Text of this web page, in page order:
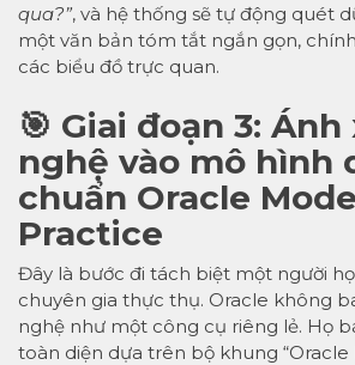
qua?”, và hệ thống sẽ tự động quét
một văn bản tóm tắt ngắn gọn,
các biểu đồ trực quan.
🎯 Giai đoạn 3:
nghệ vào mô hình
chuẩn Oracle
Practice
Đây là bước đi tách biệt một người
chuyên gia thực thụ. Oracle không
nghệ như một công cụ riêng lẻ. Họ
toàn diện dựa trên bộ khung